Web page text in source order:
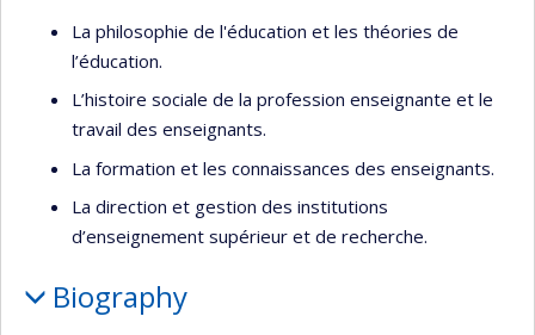
La philosophie de l'éducation et les théories de
l’éducation.
L’histoire sociale de la profession enseignante et le
travail des enseignants.
La formation et les connaissances des enseignants.
La direction et gestion des institutions
d’enseignement supérieur et de recherche.
Biography